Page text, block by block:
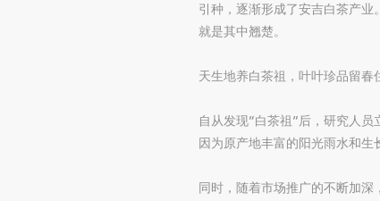
引种，逐渐形成了安吉白茶产业
就是其中翘楚。
天生地养白茶祖，叶叶珍品留春
自从发现“白茶祖”后，研究人
因为原产地丰富的阳光雨水和生
同时，随着市场推广的不断加